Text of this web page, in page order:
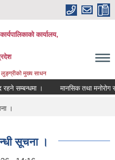
कार्यालय,
लुङ्ग्रीको मुख्य साधन
सम्बन्धमा । मानसिक तथा मनोरोग
।
सूचना ।